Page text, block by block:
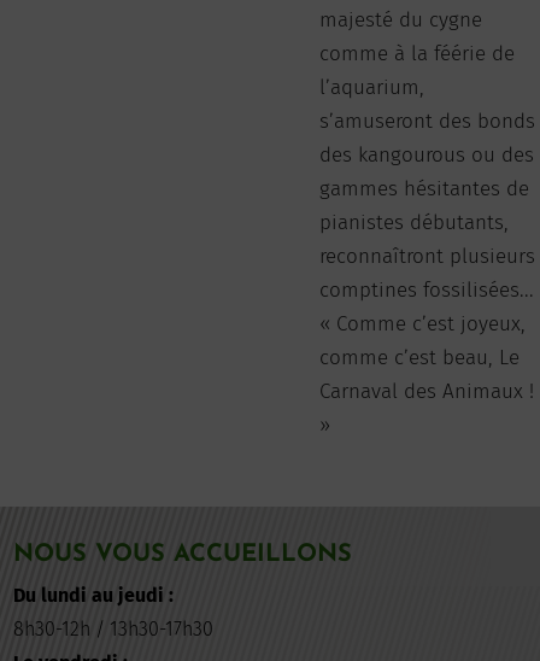
majesté du cygne
comme à la féérie de
l’aquarium,
s’amuseront des bonds
des kangourous ou des
gammes hésitantes de
pianistes débutants,
reconnaîtront plusieurs
comptines fossilisées...
« Comme c’est joyeux,
comme c’est beau, Le
Carnaval des Animaux !
»
NOUS VOUS ACCUEILLONS
Du lundi au jeudi :
8h30-12h / 13h30-17h30